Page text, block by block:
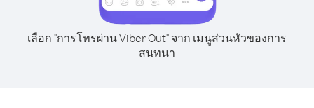
เลือก "การโทรผ่าน Viber Out" จาก เมนูส่วนหัวของการ
สนทนา